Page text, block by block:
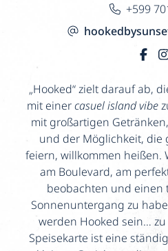
+599
„Hooked“ zielt darauf ab,
mit einercasuel island vibe
mit großartigen
und der Möglichkeit, die
feiern, willkommen heißen.
am Boulevard, am
beobachten und einen
Sonnenuntergang zu
werden Hooked sein…
Speisekarte ist eine